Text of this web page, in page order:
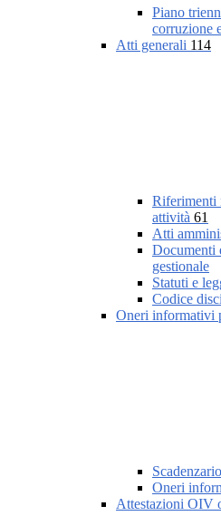
Piano
corruzione
Atti generali 114
Riferimenti
attività 61
Atti
Documenti
gestionale
Statuti e
Codice
Oneri informativi
Oneri
Attestazioni OIV